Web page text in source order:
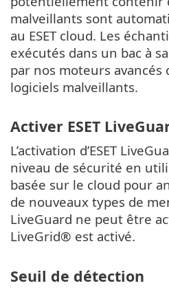
malveillants sont
au ESET cloud. Les
exécutés dans un bac à
par nos moteurs avancés
logiciels malveillants.
Activer ESET
L’activation d’ESET
niveau de sécurité en
basée sur le cloud pour
de nouveaux types de
LiveGuard ne peut être
LiveGrid® est activé.
Seuil de détection